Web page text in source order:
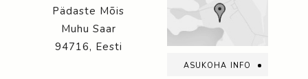
Pädaste Mõis
Muhu Saar
94716, Eesti
asukoha info